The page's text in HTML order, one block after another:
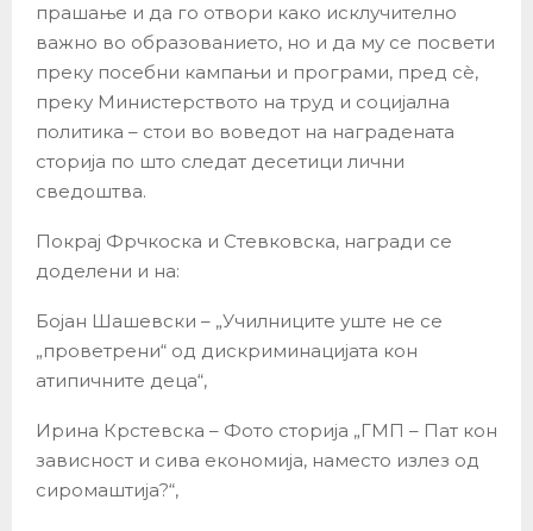
прашање и да го отвори како исклучително
важно во образованието, но и да му се посвети
преку посебни кампањи и програми, пред сѐ,
преку Министерството на труд и социјална
политика – стои во воведот на наградената
сторија по што следат десетици лични
сведоштва.
Покрај Фрчкоска и Стевковска, награди се
доделени и на:
Бојан Шашевски – „Училниците уште не се
„проветрени“ од дискриминацијата кон
атипичните деца“,
Ирина Крстевска – Фото сторија „ГМП – Пат кон
зависност и сива економија, наместо излез од
сиромаштија?“,